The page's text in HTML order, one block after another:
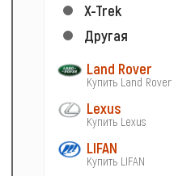
X-Trek
Другая
Land Rover
Купить Land Rover
Lexus
Купить Lexus
LIFAN
Купить LIFAN